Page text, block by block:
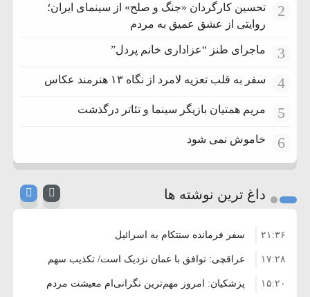
2
تحسین کارگردان «جنگ و صلح» از سینمای ایران؛
روایتی از عشق عمیق به مردم
3 ماجرای طنز “عزاداری خانم پردل”
4 سفر به قلب تعزیه لامرد از نگاه ۱۳ هنرمند عکاس
5 مریم همتیان بازیگر سینما و تئاتر درگذشت
6 خاموش نمی شود
داغ ترین نوشته ها
سفر فرمانده سنتکام به اسرائیل ۲۱:۳۶
عراقچی: توافق با عمان نزدیک است/ تکذیب سهم
۱۱ درصدی ایران از خزر
۱۷:۲۸
پزشکیان: امروز مهم‌ترین نگرانی‌ام معیشت مردم ۱۵:۲۰